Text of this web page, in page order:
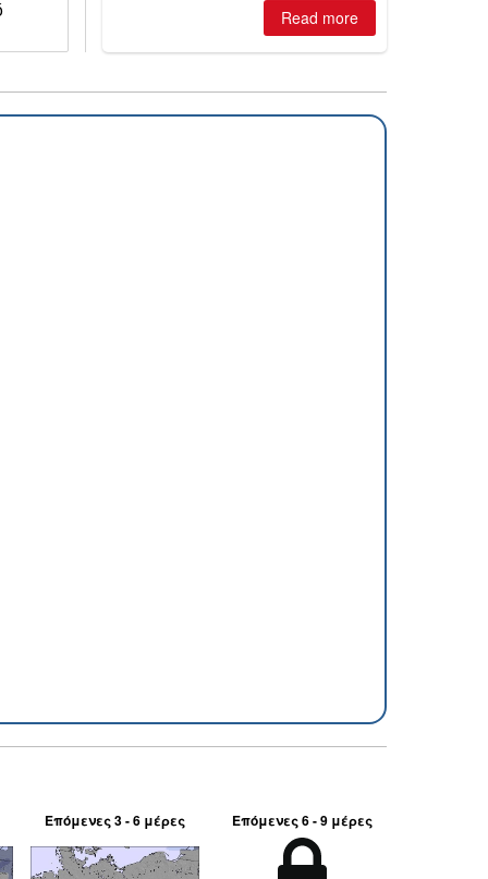
Read more
Επόμενες 3 - 6 μέρες Επόμενες 6 - 9 μέρες